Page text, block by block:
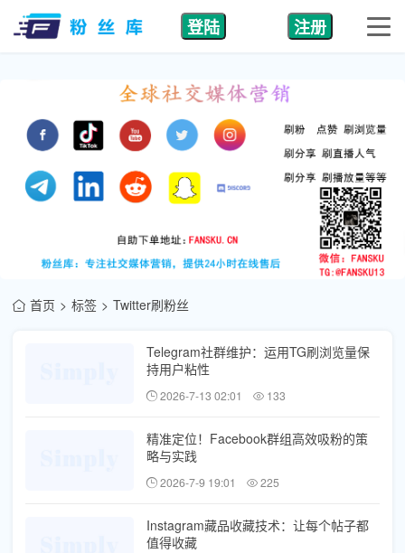
登陆 注册
首页 标签 Twitter刷粉丝
Telegram社群维护：运用TG刷浏览量保
持用户粘性
2026-7-13 02:01 133
精准定位！Facebook群组高效吸粉的策
略与实践
2026-7-9 19:01 225
Instagram藏品收藏技术：让每个帖子都
值得收藏